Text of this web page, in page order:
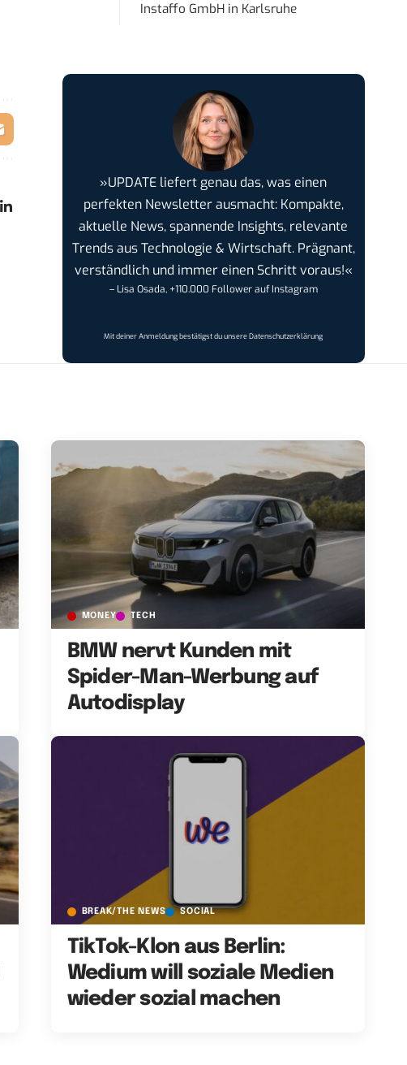
Instaffo GmbH in Karlsruhe
»UPDATE liefert genau das, was einen
perfekten Newsletter ausmacht: Kompakte,
aktuelle News, spannende Insights, relevante
Trends aus Technologie & Wirtschaft. Prägnant,
verständlich und immer einen Schritt voraus!«
– Lisa Osada, +110.000 Follower auf Instagram
Mit deiner Anmeldung bestätigst du unsereDatenschutzerklärung
MONEY TECH
BMW nervt Kunden mit
Spider-Man-Werbung auf
Autodisplay
BREAK/THE NEWS SOCIAL
TikTok-Klon aus Berlin:
Wedium will soziale Medien
wieder sozial machen